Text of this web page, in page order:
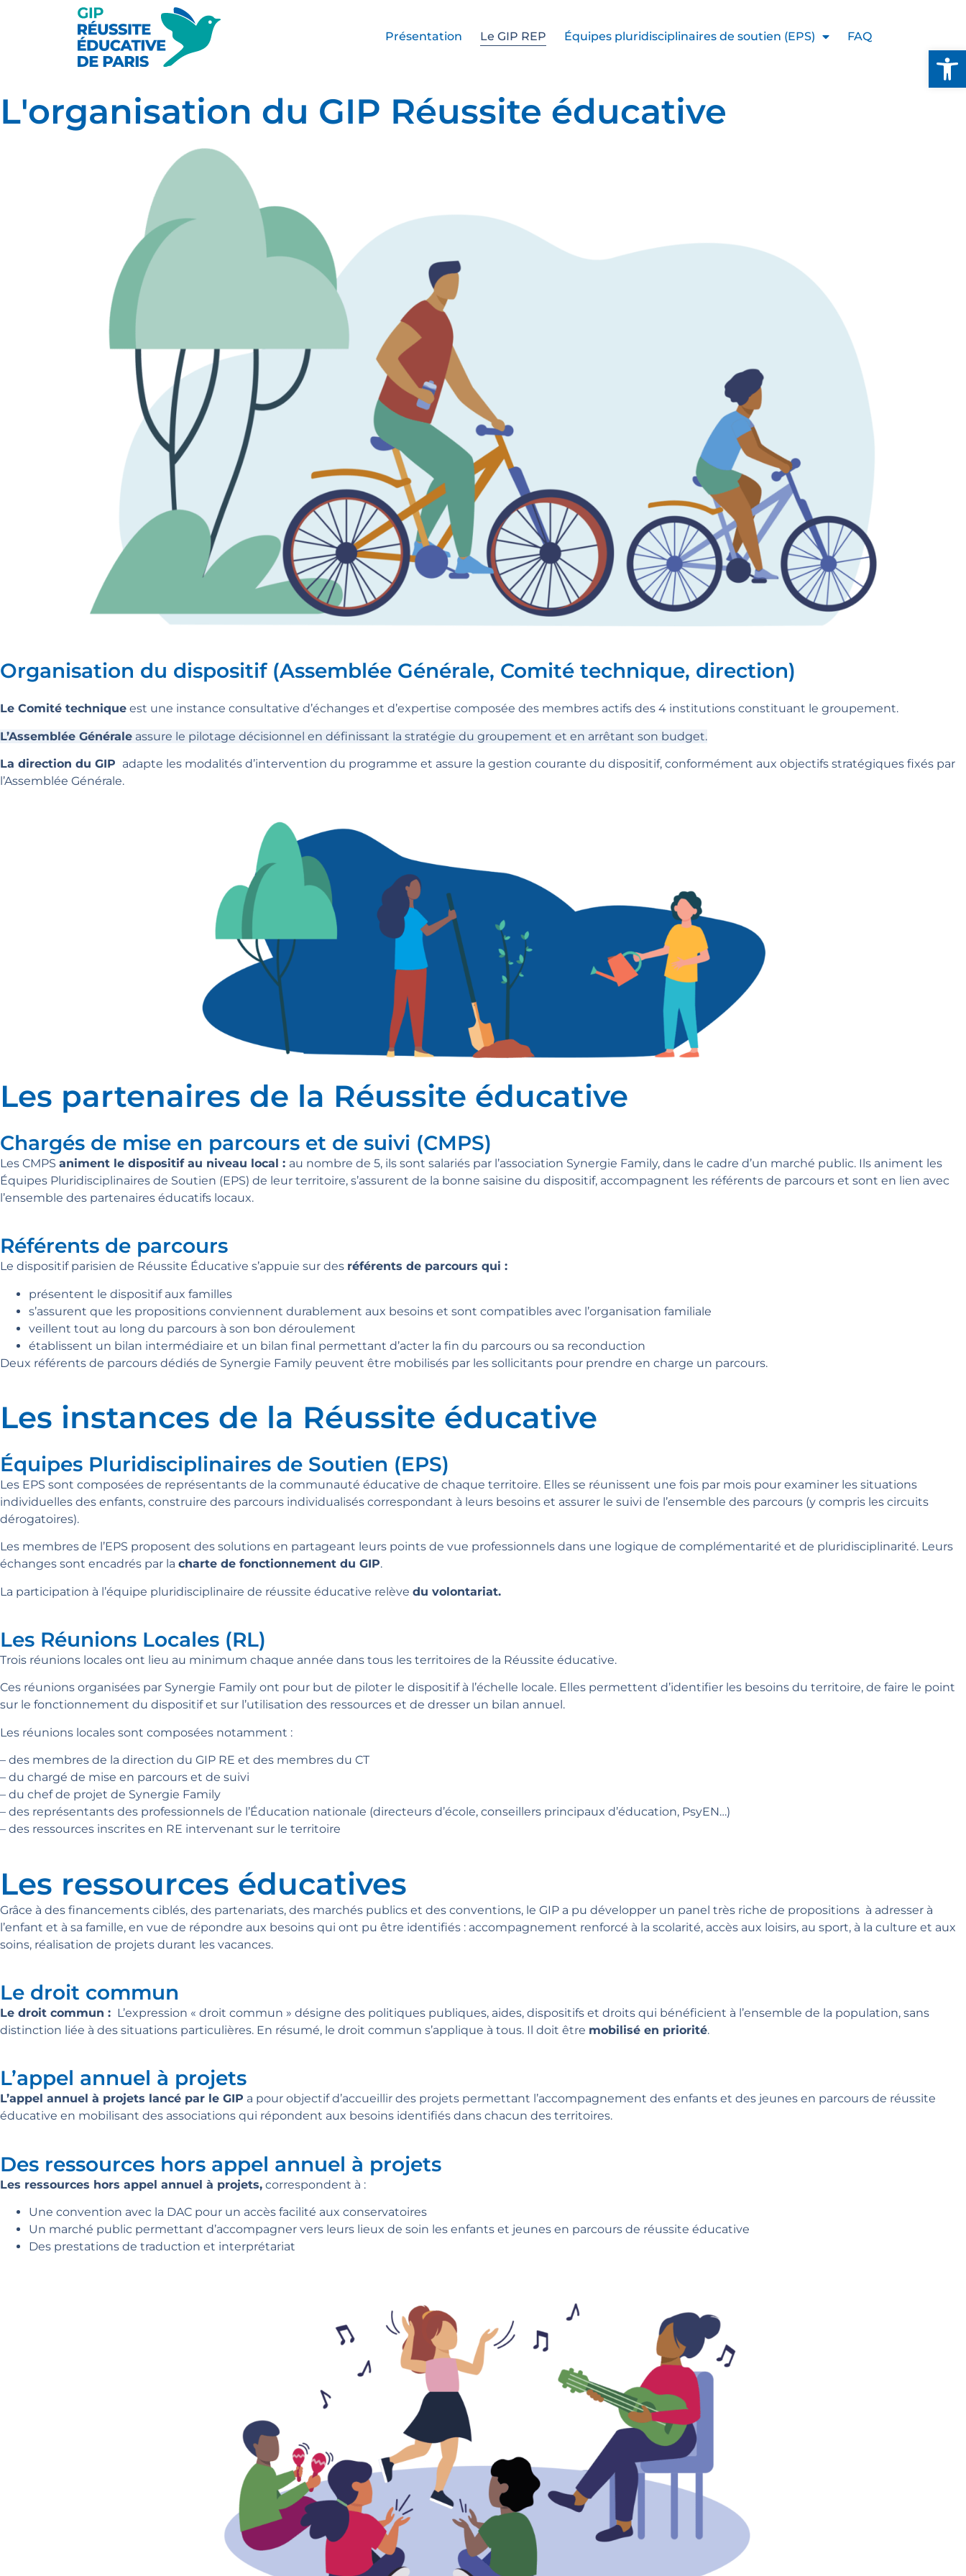
Ouvrir
Présentation Le GIP REP Équipes pluridisciplinaires de soutien (EPS) FAQ
L'organisation du GIP Réussite éducative
Organisation du dispositif (Assemblée Générale, Comité technique, direction)
Le Comité technique est une instance consultative d’échanges et d’expertise composée des membres actifs des 4 institutions constituant le groupement.
L’Assemblée Générale assure le pilotage décisionnel en définissant la stratégie du groupement et en arrêtant son budget.
La direction du GIP adapte les modalités d’intervention du programme et assure la gestion courante du dispositif, conformément aux objectifs stratégiques fixés par
l’Assemblée Générale.
Les partenaires de la Réussite éducative
Chargés de mise en parcours et de suivi (CMPS)
Les CMPS animent le dispositif au niveau local : au nombre de 5, ils sont salariés par l’association Synergie Family, dans le cadre d’un marché public. Ils animent les
Équipes Pluridisciplinaires de Soutien (EPS) de leur territoire, s’assurent de la bonne saisine du dispositif, accompagnent les référents de parcours et sont en lien avec
l’ensemble des partenaires éducatifs locaux.
Référents de parcours
Le dispositif parisien de Réussite Éducative s’appuie sur des référents de parcours qui :
présentent le dispositif aux familles
s’assurent que les propositions conviennent durablement aux besoins et sont compatibles avec l’organisation familiale
veillent tout au long du parcours à son bon déroulement
établissent un bilan intermédiaire et un bilan final permettant d’acter la fin du parcours ou sa reconduction
Deux référents de parcours dédiés de Synergie Family peuvent être mobilisés par les sollicitants pour prendre en charge un parcours.
Les instances de la Réussite éducative
Équipes Pluridisciplinaires de Soutien (EPS)
Les EPS sont composées de représentants de la communauté éducative de chaque territoire. Elles se réunissent une fois par mois pour examiner les situations
individuelles des enfants, construire des parcours individualisés correspondant à leurs besoins et assurer le suivi de l’ensemble des parcours (y compris les circuits
dérogatoires).
Les membres de l’EPS proposent des solutions en partageant leurs points de vue professionnels dans une logique de complémentarité et de pluridisciplinarité. Leurs
échanges sont encadrés par la charte de fonctionnement du GIP.
La participation à l’équipe pluridisciplinaire de réussite éducative relève du volontariat.
Les Réunions Locales (RL)
Trois réunions locales ont lieu au minimum chaque année dans tous les territoires de la Réussite éducative.
Ces réunions organisées par Synergie Family ont pour but de piloter le dispositif à l’échelle locale. Elles permettent d’identifier les besoins du territoire, de faire le point
sur le fonctionnement du dispositif et sur l’utilisation des ressources et de dresser un bilan annuel.
Les réunions locales sont composées notamment :
– des membres de la direction du GIP RE et des membres du CT
– du chargé de mise en parcours et de suivi
– du chef de projet de Synergie Family
– des représentants des professionnels de l’Éducation nationale (directeurs d’école, conseillers principaux d’éducation, PsyEN…)
– des ressources inscrites en RE intervenant sur le territoire
Les ressources éducatives
Grâce à des financements ciblés, des partenariats, des marchés publics et des conventions, le GIP a pu développer un panel très riche de propositions à adresser à
l’enfant et à sa famille, en vue de répondre aux besoins qui ont pu être identifiés : accompagnement renforcé à la scolarité, accès aux loisirs, au sport, à la culture et aux
soins, réalisation de projets durant les vacances.
Le droit commun
Le droit commun : L’expression « droit commun » désigne des politiques publiques, aides, dispositifs et droits qui bénéficient à l’ensemble de la population, sans
distinction liée à des situations particulières. En résumé, le droit commun s’applique à tous. Il doit être mobilisé en priorité.
L’appel annuel à projets
L’appel annuel à projets lancé par le GIP a pour objectif d’accueillir des projets permettant l’accompagnement des enfants et des jeunes en parcours de réussite
éducative en mobilisant des associations qui répondent aux besoins identifiés dans chacun des territoires.
Des ressources hors appel annuel à projets
Les ressources hors appel annuel à projets, correspondent à :
Une convention avec la DAC pour un accès facilité aux conservatoires
Un marché public permettant d’accompagner vers leurs lieux de soin les enfants et jeunes en parcours de réussite éducative
Des prestations de traduction et interprétariat